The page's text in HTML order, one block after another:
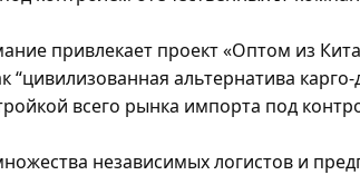
привлекает проект «Оптом из
“цивилизованная альтернатива
всего рынка импорта под
независимых логистов и